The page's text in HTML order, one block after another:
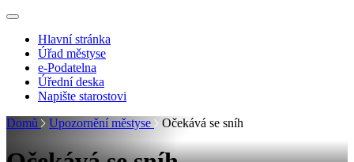
Hlavní stránka
Úřad městyse
e-Podatelna
Úřední deska
Napište starostovi
Domů
Upozornění městyse Očekává se sníh